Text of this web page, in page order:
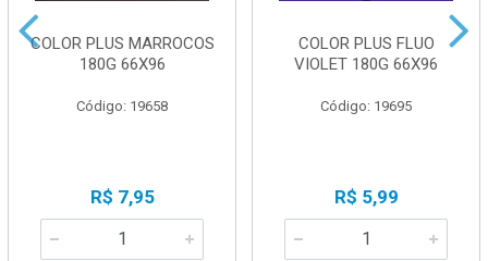
COLOR PLUS MARROCOS
180G 66X96
Código: 19658
R$ 7,95
COLOR PLUS FLUO
VIOLET 180G 66X96
Código: 19695
R$ 5,99